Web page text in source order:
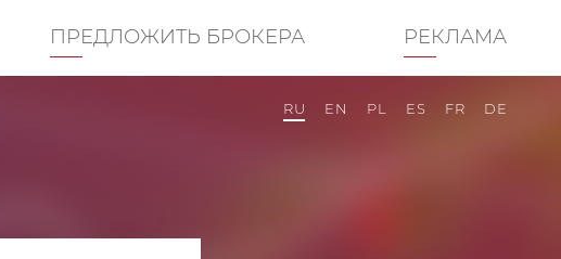
ПРЕДЛОЖИТЬ БРОКЕРА РЕКЛАМА
RU EN PL ES FR DE